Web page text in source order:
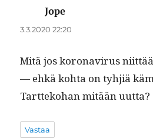
Jope
3.3.2020 22:20
Mitä jos koron­avirus
— ehkä koh­ta on tyhjiä
Tart­teko­han mitään uutta?
Vastaa